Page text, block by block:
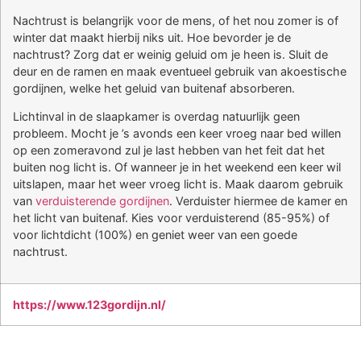
Nachtrust is belangrijk voor de mens, of het nou zomer is of
winter dat maakt hierbij niks uit. Hoe bevorder je de
nachtrust? Zorg dat er weinig geluid om je heen is. Sluit de
deur en de ramen en maak eventueel gebruik van akoestische
gordijnen, welke het geluid van buitenaf absorberen.
Lichtinval in de slaapkamer is overdag natuurlijk geen
probleem. Mocht je ’s avonds een keer vroeg naar bed willen
op een zomeravond zul je last hebben van het feit dat het
buiten nog licht is. Of wanneer je in het weekend een keer wil
uitslapen, maar het weer vroeg licht is. Maak daarom gebruik
van verduisterende gordijnen. Verduister hiermee de kamer en
het licht van buitenaf. Kies voor verduisterend (85-95%) of
voor lichtdicht (100%) en geniet weer van een goede
nachtrust.
https://www.123gordijn.nl/